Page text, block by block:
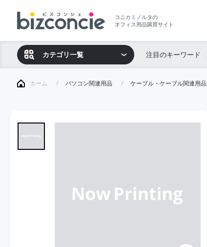
コニカミノルタの
オフィス用品購買サイト
カテゴリ一覧 注目のキーワード
ホーム パソコン関連用品 ケーブル・ケーブル関連用品